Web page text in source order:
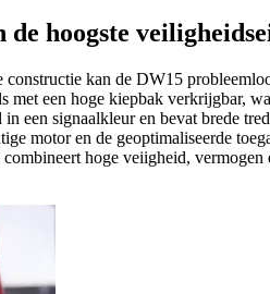
hoogste
kan de DW15
een hoge kiepbak verkrijgbar,
een signaalkleur en bevat brede
motor en de geoptimaliseerde
hoge veiigheid,